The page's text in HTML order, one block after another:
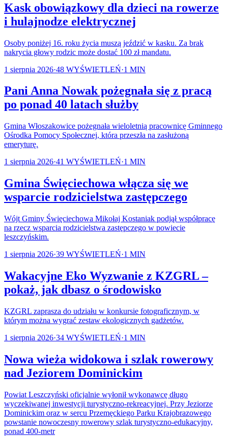
Kask obowiązkowy dla dzieci na rowerze
i hulajnodze elektrycznej
Osoby poniżej 16. roku życia muszą jeździć w kasku. Za brak
nakrycia głowy rodzic może dostać 100 zł mandatu.
1 sierpnia 2026·48 WYŚWIETLEŃ·1 MIN
Pani Anna Nowak pożegnała się z pracą
po ponad 40 latach służby
Gmina Włoszakowice pożegnała wieloletnią pracownicę Gminnego
Ośrodka Pomocy Społecznej, która przeszła na zasłużoną
emeryturę.
1 sierpnia 2026·41 WYŚWIETLEŃ·1 MIN
Gmina Święciechowa włącza się we
wsparcie rodzicielstwa zastępczego
Wójt Gminy Święciechowa Mikołaj Kostaniak podjął współpracę
na rzecz wsparcia rodzicielstwa zastępczego w powiecie
leszczyńskim.
1 sierpnia 2026·39 WYŚWIETLEŃ·1 MIN
Wakacyjne Eko Wyzwanie z KZGRL –
pokaż, jak dbasz o środowisko
KZGRL zaprasza do udziału w konkursie fotograficznym, w
którym można wygrać zestaw ekologicznych gadżetów.
1 sierpnia 2026·34 WYŚWIETLEŃ·1 MIN
Nowa wieża widokowa i szlak rowerowy
nad Jeziorem Dominickim
Powiat Leszczyński oficjalnie wyłonił wykonawcę długo
wyczekiwanej inwestycji turystyczno-rekreacyjnej. Przy Jeziorze
Dominickim oraz w sercu Przemęckiego Parku Krajobrazowego
powstanie nowoczesny rowerowy szlak turystyczno-edukacyjny,
ponad 400-metr